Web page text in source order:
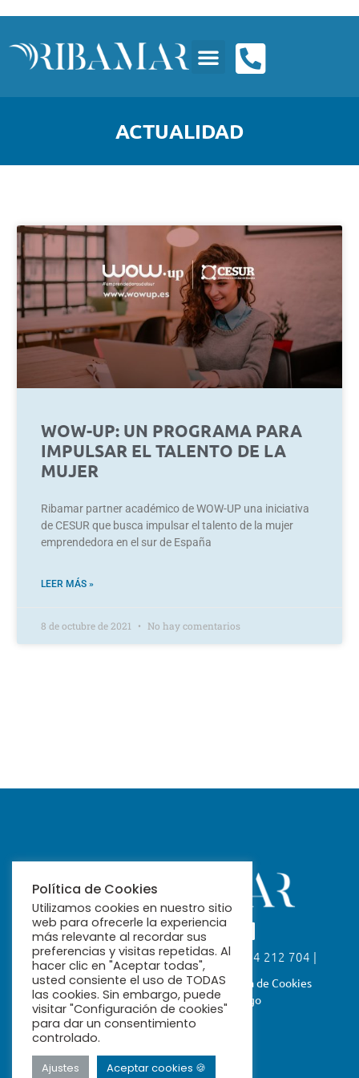
ACTUALIDAD
WOW-UP: UN PROGRAMA PARA
IMPULSAR EL TALENTO DE LA
MUJER
Ribamar partner académico de WOW-UP una iniciativa
de CESUR que busca impulsar el talento de la mujer
emprendedora en el sur de España
LEER MÁS »
8 de octubre de 2021 No hay comentarios
Calle Fabiola, 26. 41004 Sevilla | 954 212 704 |
ribamar@ribamar.org
Aviso LegalPolítica de PrivacidadPolítica de Cookies
Términos y Condiciones de Pago
Política de Cookies
Utilizamos cookies en nuestro sitio
web para ofrecerle la experiencia
más relevante al recordar sus
preferencias y visitas repetidas. Al
hacer clic en "Aceptar todas",
usted consiente el uso de TODAS
las cookies. Sin embargo, puede
visitar "Configuración de cookies"
para dar un consentimiento
controlado.
Ajustes Aceptar cookies 🍪